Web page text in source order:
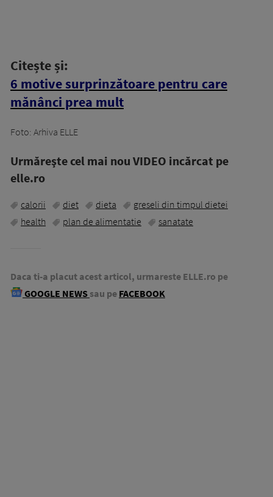
Citește și:
6 motive surprinzătoare pentru care
mănânci prea mult
Foto: Arhiva ELLE
Urmăreşte cel mai nou VIDEO incărcat pe
elle.ro
calorii diet dieta
greseli din timpul dietei
health
plan de alimentatie sanatate
Daca ti-a placut acest articol, urmareste ELLE.ro pe
GOOGLE NEWS sau pe FACEBOOK